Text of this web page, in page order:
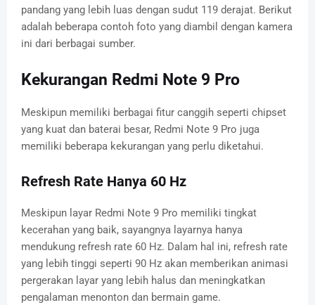
pandang yang lebih luas dengan sudut 119 derajat. Berikut
adalah beberapa contoh foto yang diambil dengan kamera
ini dari berbagai sumber.
Kekurangan Redmi Note 9 Pro
Meskipun memiliki berbagai fitur canggih seperti chipset
yang kuat dan baterai besar, Redmi Note 9 Pro juga
memiliki beberapa kekurangan yang perlu diketahui.
Refresh Rate Hanya 60 Hz
Meskipun layar Redmi Note 9 Pro memiliki tingkat
kecerahan yang baik, sayangnya layarnya hanya
mendukung refresh rate 60 Hz. Dalam hal ini, refresh rate
yang lebih tinggi seperti 90 Hz akan memberikan animasi
pergerakan layar yang lebih halus dan meningkatkan
pengalaman menonton dan bermain game.